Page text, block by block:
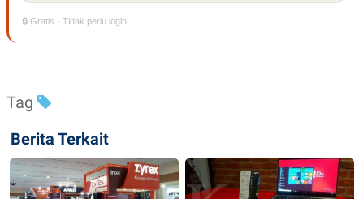
🔒 Gratis · Tidak perlu login
Tag
Berita Terkait